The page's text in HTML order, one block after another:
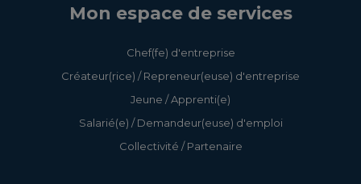
Mon espace de services
Chef(fe) d'entreprise
Créateur(rice) / Repreneur(euse) d'entreprise
Jeune / Apprenti(e)
Salarié(e) / Demandeur(euse) d'emploi
Collectivité / Partenaire